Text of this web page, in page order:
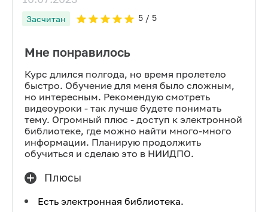
Засчитан 5/ 5
Мне понравилось
Курс длился полгода, но время пролетело
быстро. Обучение для меня было сложным,
но интересным. Рекомендую смотреть
видеоуроки - так лучше будете понимать
тему. Огромный плюс - доступ к электронной
библиотеке, где можно найти много-много
информации. Планирую продолжить
обучиться и сделаю это в НИИДПО.
Плюсы
Есть электронная библиотека.